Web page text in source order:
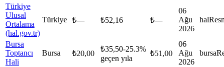
Türkiye
Ulusal
Ortalama
(hal.gov.tr)
Türkiye ₺— ₺52,16 ₺—
06
Ağu
2026
hal
Bursa
Toptancı
Hali
Bursa ₺20,00
₺35,50-25.3%
geçen yıla
₺51,00
06
Ağu
2026
bursa